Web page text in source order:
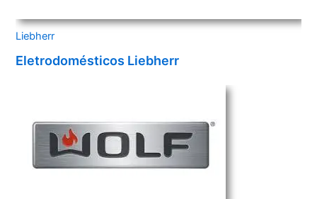
Liebherr
Eletrodomésticos Liebherr